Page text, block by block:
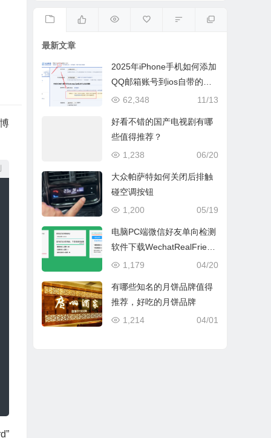
最新文章
2025年iPhone手机如何添加
QQ邮箱账号到ios自带的邮
件App
11/13
62,348
好看不错的国产电视剧有哪
些值得推荐？
06/20
1,238
大众帕萨特如何关闭后排触
碰空调按钮
05/19
1,200
电脑PC端微信好友单向检测
软件下载WechatRealFriend
s_1.0.4
04/20
1,179
有哪些知名的月饼品牌值得
推荐，好吃的月饼品牌
04/01
1,214